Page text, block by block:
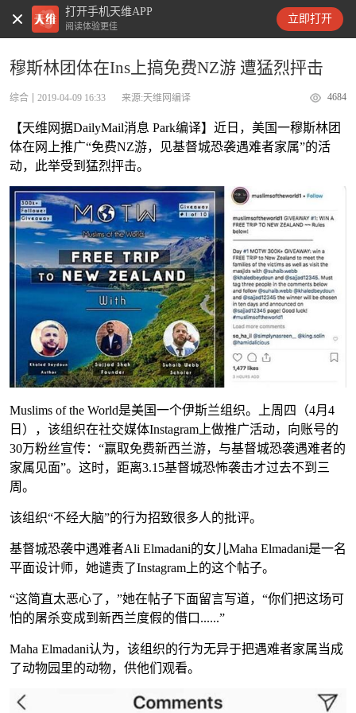
打开手机天维APP
阅读体验更佳
立即打开
天维新闻
穆斯林团体在Ins上搞免费NZ游 遭猛烈抨击
综合 2019-04-09 16:33 来源:天维网编译 4684
【天维网据DailyMail消息 Park编译】近日，美国一穆斯林团
体在网上推广“免费NZ游，见基督城恐袭遇难者家属”的活
动，此举受到猛烈抨击。
Muslims of the World是美国一个伊斯兰组织。上周四（4月4
日），该组织在社交媒体Instagram上做推广活动，向账号的
30万粉丝宣传：“赢取免费新西兰游，与基督城恐袭遇难者的
家属见面”。这时，距离3.15基督城恐怖袭击才过去不到三
周。
该组织“不经大脑”的行为招致很多人的批评。
基督城恐袭中遇难者Ali Elmadani的女儿Maha Elmadani是一名
平面设计师，她谴责了Instagram上的这个帖子。
“这简直太恶心了，”她在帖子下面留言写道，“你们把这场可
怕的屠杀变成到新西兰度假的借口......”
Maha Elmadani认为，该组织的行为无异于把遇难者家属当成
了动物园里的动物，供他们观看。